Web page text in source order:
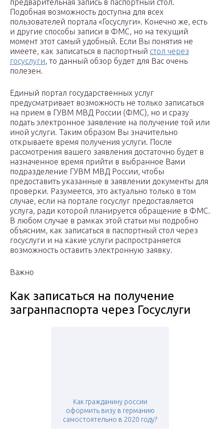
предварительная запись в паспортный стол.
Подобная возможность доступна для всех
пользователей портала «Госуслуги». Конечно же, есть
и другие способы записи в ФМС, но на текущий
момент этот самый удобный. Если Вы понятия не
имеете, как записаться в паспортный стол через
госуслуги, то данный обзор будет для Вас очень
полезен.
Единый портал государственных услуг
предусматривает возможность не только записаться
на прием в ГУВМ МВД России (ФМС), но и сразу
подать электронное заявление на получение той или
иной услуги. Таким образом Вы значительно
открываете время получения услуги. После
рассмотрения вашего заявления достаточно будет в
назначенное время прийти в выбранное Вами
подразделение ГУВМ МВД России, чтобы
предоставить указанные в заявлении документы для
проверки. Разумеется, это актуально только в том
случае, если на портале госуслуг предоставляется
услуга, ради которой планируется обращение в ФМС.
В любом случае в рамках этой статьи мы подробно
объясним, как записаться в паспортный стол через
госуслуги и на какие услуги распространяется
возможность оставить электронную заявку.
Важно
Как записаться на получение
загранпаспорта через Госуслуги
Как гражданину россии
оформить визу в германию
самостоятельно в 2020 году?